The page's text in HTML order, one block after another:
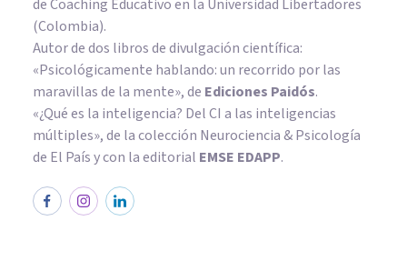
de Coaching Educativo en la Universidad Libertadores
(Colombia).
Autor de dos libros de divulgación científica:
«Psicológicamente hablando: un recorrido por las
maravillas de la mente», de Ediciones Paidós.
«¿Qué es la inteligencia? Del CI a las inteligencias
múltiples», de la colección Neurociencia & Psicología
de El País y con la editorial EMSE EDAPP.